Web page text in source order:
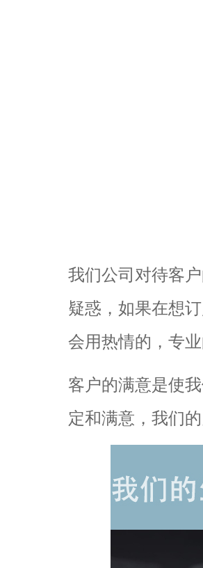
我们公司对待客
疑惑，如果在想
会用热情的，专
客户的满意是使
定和满意，我们